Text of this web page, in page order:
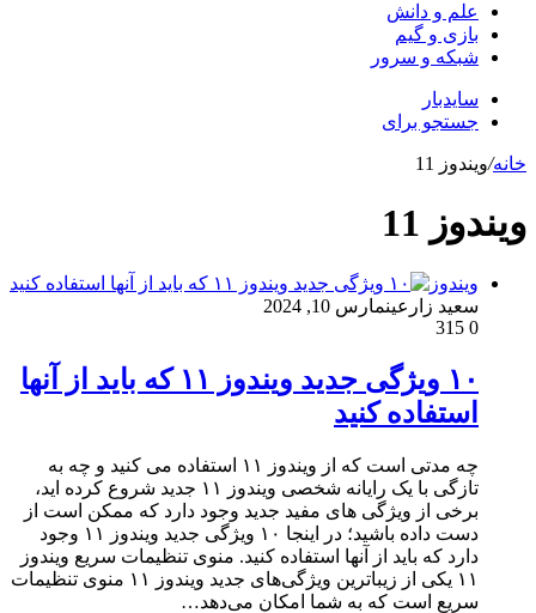
علم و دانش
بازی و گیم
شبکه و سرور
سایدبار
جستجو برای
خانه/ویندوز 11
ویندوز 11
ویندوز
سعید زارعینمارس 10, 2024
0
۱۰ ویژگی جدید ویندوز ۱۱ که باید از آنها
استفاده کنید
چه مدتی است که از ویندوز ۱۱ استفاده می کنید و چه به
تازگی با یک رایانه شخصی ویندوز ۱۱ جدید شروع کرده اید،
برخی از ویژگی های مفید جدید وجود دارد که ممکن است از
دست داده باشید؛ در اینجا ۱۰ ویژگی جدید ویندوز ۱۱ وجود
دارد که باید از آنها استفاده کنید. منوی تنظیمات سریع ویندوز
۱۱ یکی از زیباترین ویژگی‌های جدید ویندوز ۱۱ منوی تنظیمات
سریع است که به شما امکان می‌دهد…